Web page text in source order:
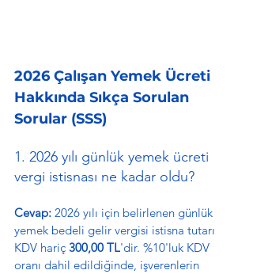
2026 Çalışan Yemek Ücreti
Hakkında Sıkça Sorulan
Sorular (SSS)
1. 2026 yılı günlük yemek ücreti
vergi istisnası ne kadar oldu?
Cevap: 2026 yılı için belirlenen günlük
yemek bedeli gelir vergisi istisna tutarı
KDV hariç 300,00 TL'dir. %10'luk KDV
oranı dahil edildiğinde, işverenlerin